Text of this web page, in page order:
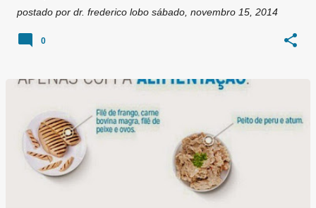
postado por dr. frederico lobo sábado, novembro 15, 2014
0